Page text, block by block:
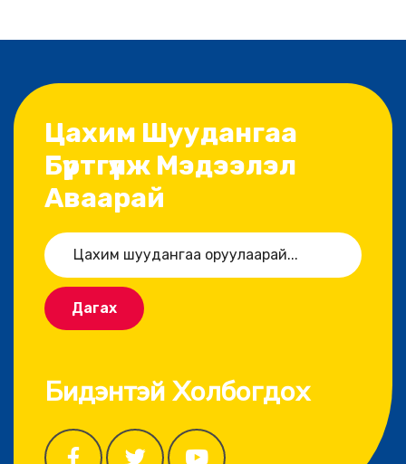
Цахим Шуудангаа
Бүртгүүлж Мэдээлэл
Аваарай
Дагах
Бидэнтэй Холбогдох